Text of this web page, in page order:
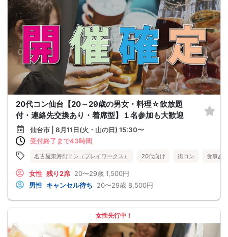
20代コン仙台【20～29歳の男女・料理☆飲放題
付・連絡先交換あり・着席型】１名参加も大歓迎
仙台市 | 8月11日(火・山の日) 15:30〜
受付終了まで43時間
名古屋東海街コン（プレイワークス） 20代向け 街コン 食事あ
女性 残り2席 20〜29歳 1,500円
男性 キャンセル待ち 20〜29歳 8,500円
女性先行中！